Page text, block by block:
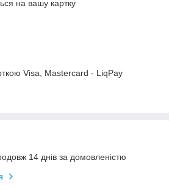
на вашу картку
Visa, Mastercard - LiqPay
14 днів за домовленістю